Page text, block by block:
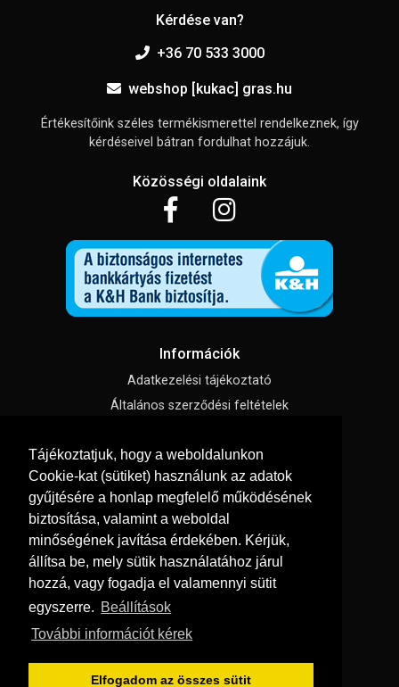
Tájékoztatjuk, hogy a weboldalunkon
Cookie-kat (sütiket) használunk az adatok
gyűjtésére a honlap megfelelő működésének
biztosítása, valamint a weboldal
minőségének javítása érdekében. Kérjük,
állítsa be, mely sütik használatához járul
hozzá, vagy fogadja el valamennyi sütit
egyszerre. Beállítások
További információt kérek
Elfogadom az összes sütit
Kérdése van?
+36 70 533 3000
webshop [kukac] gras.hu
Értékesítőink széles termékismerettel rendelkeznek, így
kérdéseivel bátran fordulhat hozzájuk.
Közösségi oldalaink
Információk
Adatkezelési tájékoztató
Általános szerződési feltételek
Süti beállítások
Menü
Hírek, cikkek
Kapcsolat
Letölthető katalógusok
Szállítás és fizetés
Vásárlási feltételek